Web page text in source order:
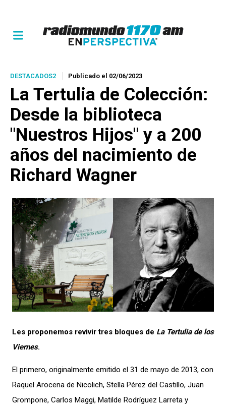
DESTACADOS2 Publicado el 02/06/2023
La Tertulia de Colección:
Desde la biblioteca
"Nuestros Hijos" y a 200
años del nacimiento de
Richard Wagner
Les proponemos revivir tres bloques de La Tertulia de los
Viernes.
El primero, originalmente emitido el 31 de mayo de 2013, con
Raquel Arocena de Nicolich, Stella Pérez del Castillo, Juan
Grompone, Carlos Maggi, Matilde Rodríguez Larreta y